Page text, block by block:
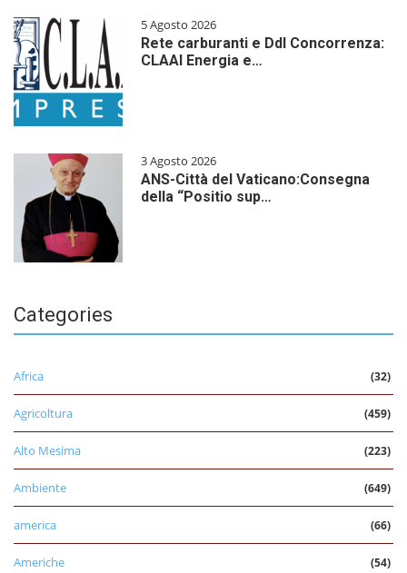
5 Agosto 2026
Rete carburanti e Ddl Concorrenza:
CLAAI Energia e…
3 Agosto 2026
ANS-Città del Vaticano:Consegna
della “Positio sup…
Categories
Africa (32)
Agricoltura (459)
Alto Mesima (223)
Ambiente (649)
america (66)
Americhe (54)